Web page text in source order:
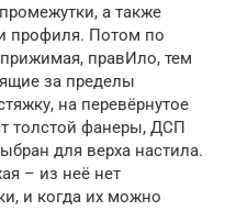
а также
профиля. Потом по
правИло, тем
за пределы
на перевёрнутое
толстой фанеры, ДСП
для верха настила.
– из неё нет
и когда их можно